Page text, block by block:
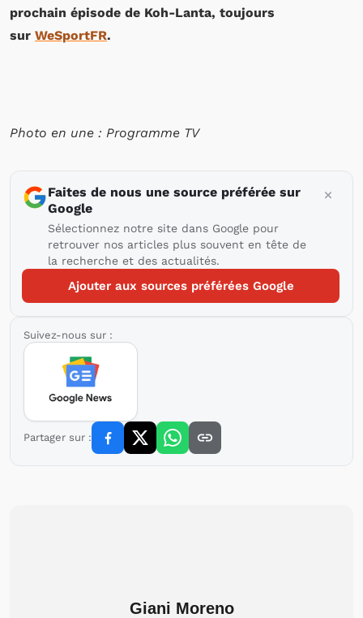
prochain épisode de Koh-Lanta, toujours
sur WeSportFR.
Photo en une : Programme TV
Faites de nous une source préférée sur
Google
Sélectionnez notre site dans Google pour
retrouver nos articles plus souvent en tête de
la recherche et des actualités.
Ajouter aux sources préférées Google
Suivez-nous sur :
Partager sur :
Giani Moreno